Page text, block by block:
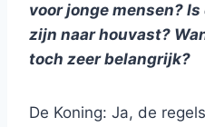
voor jonge mensen?
zijn naar houvast?
toch zeer belangrijk?
De Koning: Ja, de